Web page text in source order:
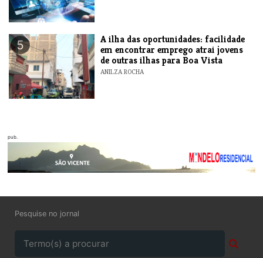
5
A ilha das oportunidades: facilidade
em encontrar emprego atrai jovens
de outras ilhas para Boa Vista
ANILZA ROCHA
pub.
Pesquise no jornal